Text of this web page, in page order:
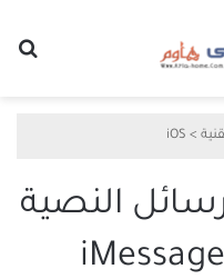
>
iOS
النصية